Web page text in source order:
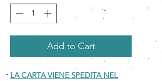
Add to Cart
LA CARTA VIENE SPEDITA NEL